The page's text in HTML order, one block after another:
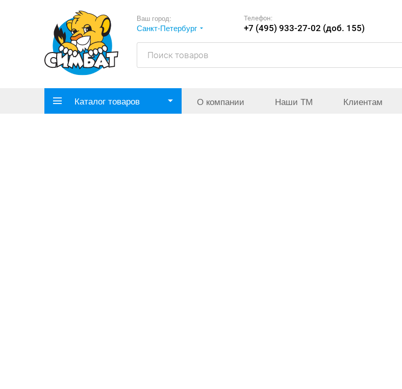
Ваш город:
Санкт-Петербург
Телефон:
+7 (495) 933-27-02 (доб. 155)
Каталог товаров О компании Наши ТМ Клиентам